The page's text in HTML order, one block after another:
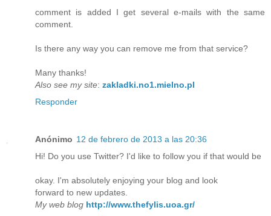
comment is added I get several e-mails with the same
comment.
Is there any way you can remove me from that service?
Many thanks!
Also see my site: zakladki.no1.mielno.pl
Responder
Anónimo 12 de febrero de 2013 a las 20:36
Hi! Do you use Twitter? I'd like to follow you if that would be
okay. I'm absolutely enjoying your blog and look
forward to new updates.
My web blog http://www.thefylis.uoa.gr/